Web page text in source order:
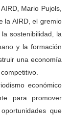
Mario Pujols,
la AIRD, el gremio
sostenibilidad, la
y la formación
una economía
económico
para promover
que